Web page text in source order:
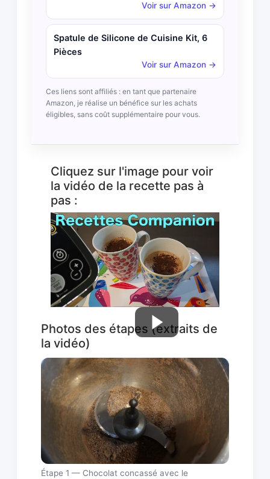
Voir sur Amazon →
Spatule de Silicone de Cuisine Kit, 6
Pièces
Voir sur Amazon →
Ces liens sont affiliés : en tant que partenaire
Amazon, je réalise un bénéfice sur les achats
éligibles, sans coût supplémentaire pour vous.
Cliquez sur l'image pour voir
la vidéo de la recette pas à
pas :
Photos des étapes (extraits de
la vidéo)
Étape 1 — Chocolat concassé avec le